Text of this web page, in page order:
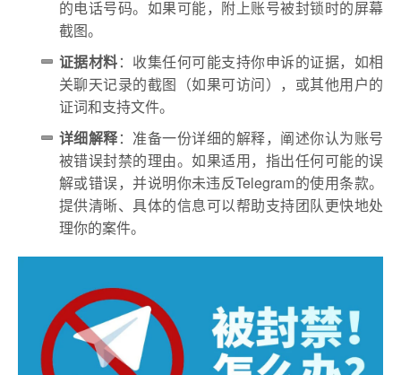
的电话号码。如果可能，附上账号被封锁时的屏幕
截图。
证据材料：收集任何可能支持你申诉的证据，如相
关聊天记录的截图（如果可访问），或其他用户的
证词和支持文件。
详细解释：准备一份详细的解释，阐述你认为账号
被错误封禁的理由。如果适用，指出任何可能的误
解或错误，并说明你未违反Telegram的使用条款。
提供清晰、具体的信息可以帮助支持团队更快地处
理你的案件。